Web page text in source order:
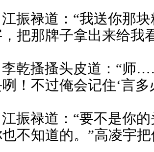
振禄道：“我送你那块
把那牌子拿出来给我
乾搔搔头皮道：“师
！不过俺会记住‘言
振禄道：“要不是你
不知道的。”高凌宇